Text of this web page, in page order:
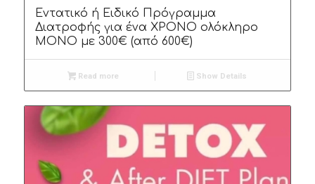
Εντατικό ή Ειδικό Πρόγραμμα
Διατροφής για ένα ΧΡΟΝΟ ολόκληρο
ΜΟΝΟ με 300€ (από 600€)
Read more Show Details